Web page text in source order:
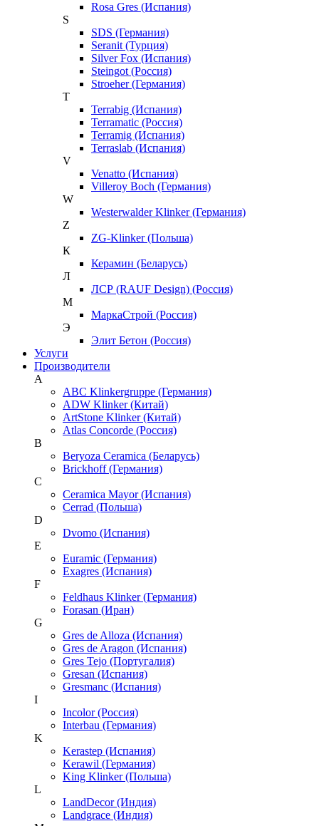
Rosa Gres (Испания)
S
SDS (Германия)
Seranit (Турция)
Silver Fox (Испания)
Steingot (Россия)
Stroeher (Германия)
T
Terrabig (Испания)
Terramatic (Россия)
Terramig (Испания)
Terraslab (Испания)
V
Venatto (Испания)
Villeroy Boch (Германия)
W
Westerwalder Klinker (Германия)
Z
ZG-Klinker (Польша)
К
Керамин (Беларусь)
Л
ЛСР (RAUF Design) (Россия)
М
МаркаСтрой (Россия)
Э
Элит Бетон (Россия)
Услуги
Производители
A
ABC Klinkergruppe (Германия)
ADW Klinker (Китай)
ArtStone Klinker (Китай)
Atlas Concorde (Россия)
B
Beryoza Ceramica (Беларусь)
Brickhoff (Германия)
C
Ceramica Mayor (Испания)
Cerrad (Польша)
D
Dvomo (Испания)
E
Euramic (Германия)
Exagres (Испания)
F
Feldhaus Klinker (Германия)
Forasan (Иран)
G
Gres de Alloza (Испания)
Gres de Aragon (Испания)
Gres Tejo (Португалия)
Gresan (Испания)
Gresmanc (Испания)
I
Incolor (Россия)
Interbau (Германия)
K
Kerastep (Испания)
Kerawil (Германия)
King Klinker (Польша)
L
LandDecor (Индия)
Landgrace (Индия)